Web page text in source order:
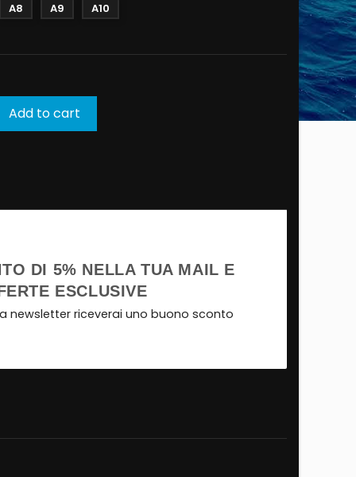
A8 A9 A10
Add to cart
DI 5% NELLA TUA MAIL E
ESCLUSIVE
newsletter riceverai uno buono sconto